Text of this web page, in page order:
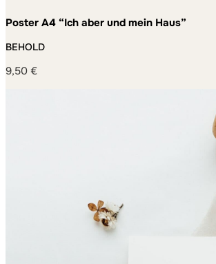
Poster A4 “Ich aber und mein Haus”
BEHOLD
9,50 €